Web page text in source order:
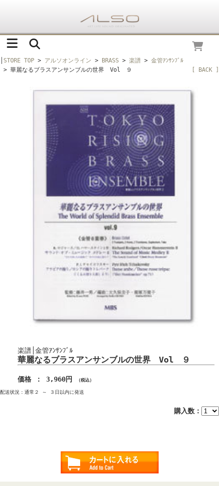
STORE TOP > アルソオンライン > BRASS > 楽譜 > 金管ｱﾝｻﾝﾌﾞﾙ
> 華麗なるブラスアンサンブルの世界 Vol ９
[ BACK ]
楽譜│金管ｱﾝｻﾝﾌﾞﾙ
華麗なるブラスアンサンブルの世界 Vol ９
価格 ： 3,960円 （税込）
配送状況：通常２ ～ ３日以内に発送
購入数：